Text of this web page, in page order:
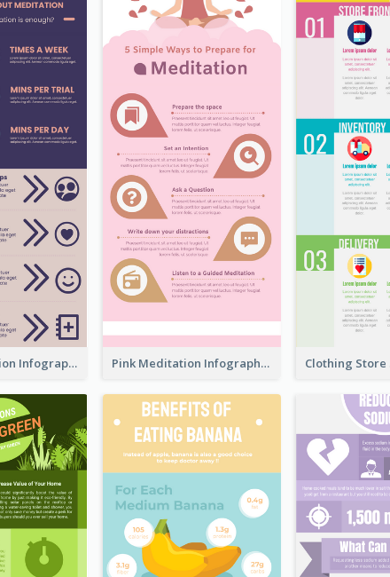
Violet Meditation Infographic Pink Meditation Infographic